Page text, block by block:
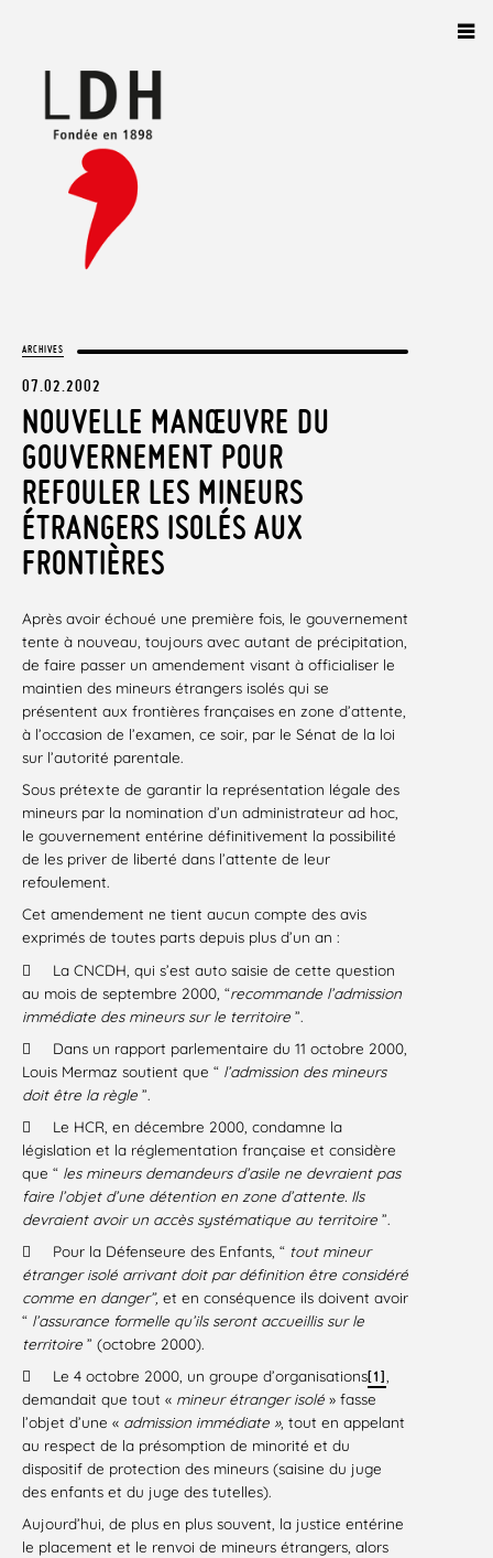
ARCHIVES
07.02.2002
NOUVELLE MANŒUVRE DU
GOUVERNEMENT POUR
REFOULER LES MINEURS
ÉTRANGERS ISOLÉS AUX
FRONTIÈRES
Après avoir échoué une première fois, le gouvernement
tente à nouveau, toujours avec autant de précipitation,
de faire passer un amendement visant à officialiser le
maintien des mineurs étrangers isolés qui se
présentent aux frontières françaises en zone d’attente,
à l’occasion de l’examen, ce soir, par le Sénat de la loi
sur l’autorité parentale.
Sous prétexte de garantir la représentation légale des
mineurs par la nomination d’un administrateur ad hoc,
le gouvernement entérine définitivement la possibilité
de les priver de liberté dans l’attente de leur
refoulement.
Cet amendement ne tient aucun compte des avis
exprimés de toutes parts depuis plus d’un an :

La CNCDH, qui s’est auto saisie de cette question
au mois de septembre 2000, “recommande l’admission
immédiate des mineurs sur le territoire ”.

Dans un rapport parlementaire du 11 octobre 2000,
Louis Mermaz soutient que “ l’admission des mineurs
doit être la règle ”.

Le HCR, en décembre 2000, condamne la
législation et la réglementation française et considère
que “ les mineurs demandeurs d’asile ne devraient pas
faire l’objet d’une détention en zone d’attente. Ils
devraient avoir un accès systématique au territoire ”.

Pour la Défenseure des Enfants, “ tout mineur
étranger isolé arrivant doit par définition être considéré
comme en danger”, et en conséquence ils doivent avoir
“ l’assurance formelle qu’ils seront accueillis sur le
territoire ” (octobre 2000).

Le 4 octobre 2000, un groupe d’organisations[1]
demandait que tout « mineur étranger isolé » fasse
l’objet d’une « admission immédiate », tout en appelant
au respect de la présomption de minorité et du
dispositif de protection des mineurs (saisine du juge
des enfants et du juge des tutelles).
Aujourd’hui, de plus en plus souvent, la justice entérine
le placement et le renvoi de mineurs étrangers, alors